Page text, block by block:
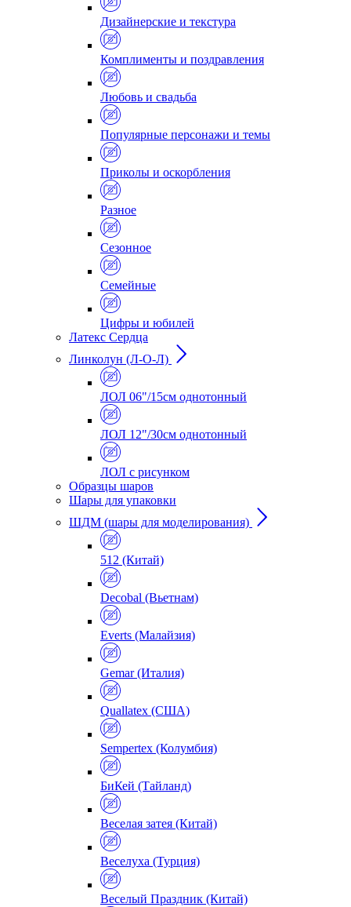
Дизайнерские и текстура
Комплименты и поздравления
Любовь и свадьба
Популярные персонажи и темы
Приколы и оскорбления
Разное
Сезонное
Семейные
Цифры и юбилей
Латекс Сердца
Линколун (Л-О-Л)
ЛОЛ 06"/15см однотонный
ЛОЛ 12"/30см однотонный
ЛОЛ с рисунком
Образцы шаров
Шары для упаковки
ШДМ (шары для моделирования)
512 (Китай)
Decobal (Вьетнам)
Everts (Малайзия)
Gemar (Италия)
Quallatex (США)
Sempertex (Колумбия)
БиКей (Тайланд)
Веселая затея (Китай)
Веселуха (Турция)
Веселый Праздник (Китай)